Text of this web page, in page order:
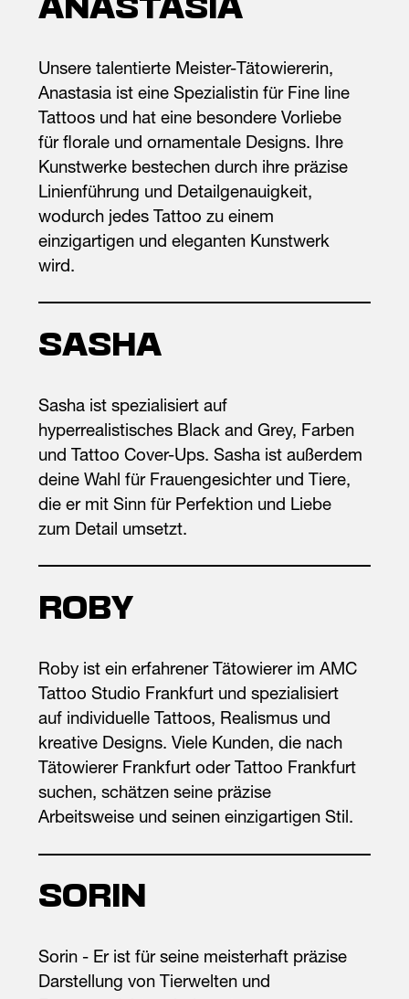
ANASTASIA
Unsere talentierte Meister-Tätowiererin,
Anastasia ist eine Spezialistin für Fine line
Tattoos und hat eine besondere Vorliebe
für florale und ornamentale Designs. Ihre
Kunstwerke bestechen durch ihre präzise
Linienführung und Detailgenauigkeit,
wodurch jedes Tattoo zu einem
einzigartigen und eleganten Kunstwerk
wird.
SASHA
Sasha ist spezialisiert auf
hyperrealistisches Black and Grey, Farben
und Tattoo Cover-Ups. Sasha ist außerdem
deine Wahl für Frauengesichter und Tiere,
die er mit Sinn für Perfektion und Liebe
zum Detail umsetzt.
ROBY
Roby ist ein erfahrener Tätowierer im AMC
Tattoo Studio Frankfurt und spezialisiert
auf individuelle Tattoos, Realismus und
kreative Designs. Viele Kunden, die nach
Tätowierer Frankfurt oder Tattoo Frankfurt
suchen, schätzen seine präzise
Arbeitsweise und seinen einzigartigen Stil.
SORIN
Sorin - Er ist für seine meisterhaft präzise
Darstellung von Tierwelten und